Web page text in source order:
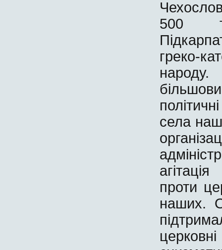
500
греко-
села
проти
наших.